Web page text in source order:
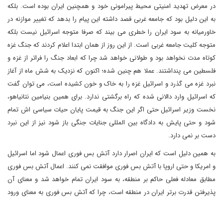
در معرض تهدید امنیتی محیط پیرامونی خود و همچنین ایران بوده است. بلکه
به این دلیل بود که جامعه غربی قصد داشته این پیام را بدهد که تغییر موازنه در
خاورمیانه به سود ایران را خطری می بیند که صرفا متوجه اسرائیل نیست بلکه
متوجه کلیت جامعه غربی است. از این روز از همان ابتدا اعلام کردند که جنگ غزه
کوتاه مدت نخواهد بود و طولانی خواهد شد چرا که ابعاد جنگ را فراتر از غزه و
فلسطین می پنداشتند. عملا هم چنین شده؛ اکنون که نزدیک به شش ماه از آغاز
نبرد غزه می گذرد و اسرائیل غزه را به خاک و خون کشیده است، می توان گفت
که اسرائیل وارد دالانی شده که راه برگشتی ندارد. برای همین بنیامین نتانیاهو،
نخست وزیر اسرائیل حتی اگر این جنگ به قیمت پایان حیات سیاسی اش تمام
شود و حتی پایش به دادگاه بین المللی جنایات جنگی باز شود نیز از این نبرد
دست بر نمی دارد.
به همین دلیل است که ایران اصرار دارد آتش بس فوری اعمال شود اما اسرائیل
و امریکا و حتی اروپا با آتش بس فوری موافقت نمی کنند. اعمال آتش بس فوری
مطابق معادله فعلی حاکم بر منطقه، به سود ایران تمام خواهد شد و معنای آن
پذیرفتن قدرت برتر ایران در منطقه است، چرا که آتش بس فوری به معنای ورود